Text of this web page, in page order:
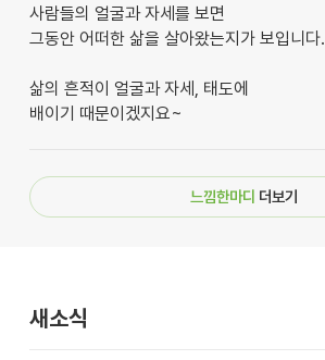
사람들의 얼굴과 자세를 보면
그동안 어떠한 삶을 살아왔는지가 보입니다.
삶의 흔적이 얼굴과 자세, 태도에
배이기 때문이겠지요~
느낌한마디 더보기
새소식